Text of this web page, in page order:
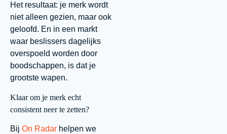
Het resultaat: je merk wordt
niet alleen gezien, maar ook
geloofd. En in een markt
waar beslissers dagelijks
overspoeld worden door
boodschappen, is dat je
grootste wapen.
Klaar om je merk echt
consistent neer te zetten?
Bij On Radar helpen we